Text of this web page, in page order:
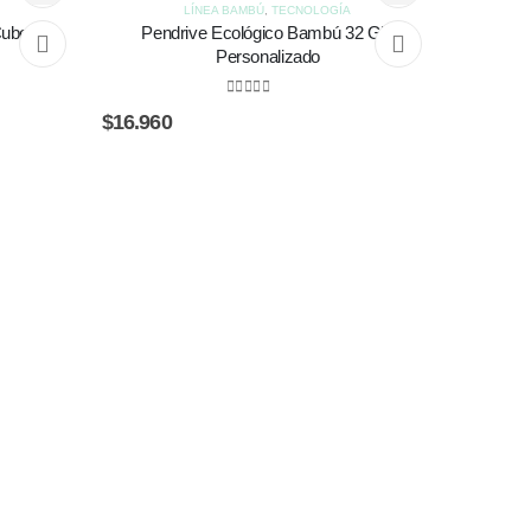
LÍNEA BAMBÚ,TECNOLOGÍA
Pendrive Ecológico Bambú 32 Gb.
Personalizado
$16.960